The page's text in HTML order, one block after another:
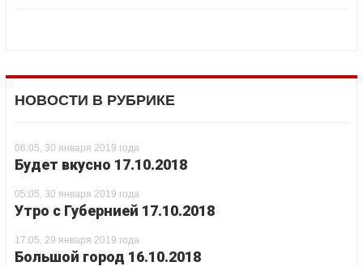
НОВОСТИ В РУБРИКЕ
06:05, 30 января 2019 года
Будет вкусно 17.10.2018
05:05, 30 января 2019 года
Утро с Губернией 17.10.2018
17:05, 29 января 2019 года
Большой город 16.10.2018